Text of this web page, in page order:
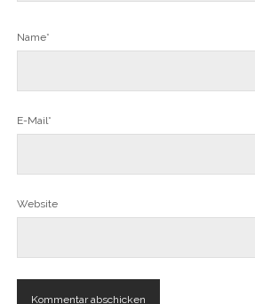
Name*
E-Mail*
Website